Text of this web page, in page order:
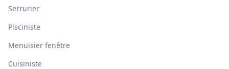
Serrurier
Pisciniste
Menuisier fenêtre
Cuisiniste